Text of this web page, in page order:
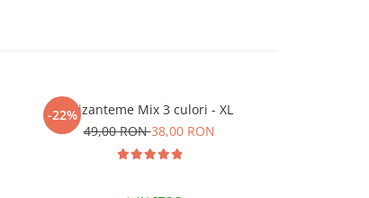
-22%Crizanteme Mix 3 culori - XL
49,00 RON38,00 RON